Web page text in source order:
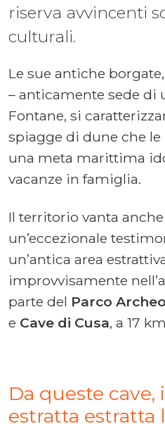
riserva avvincenti
culturali.
Le sue antiche
– anticamente sede di
Fontane, si
spiagge di dune che
una meta marittima
vacanze in famiglia.
Il territorio vanta
un’eccezionale
un’antica area
improvvisamente
parte del Parco
e Cave di Cusa, a 17
Da queste
estratta estratta